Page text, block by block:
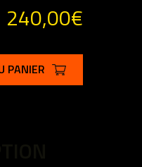
240,00€
PANIER